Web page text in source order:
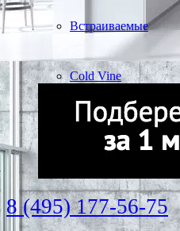
Встраиваемые
Cold Vine
8 (495) 177-56-75